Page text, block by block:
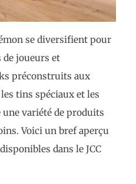
se diversifient pour
de joueurs et
préconstruits aux
tins spéciaux et les
variété de produits
Voici un bref aperçu
dans le JCC